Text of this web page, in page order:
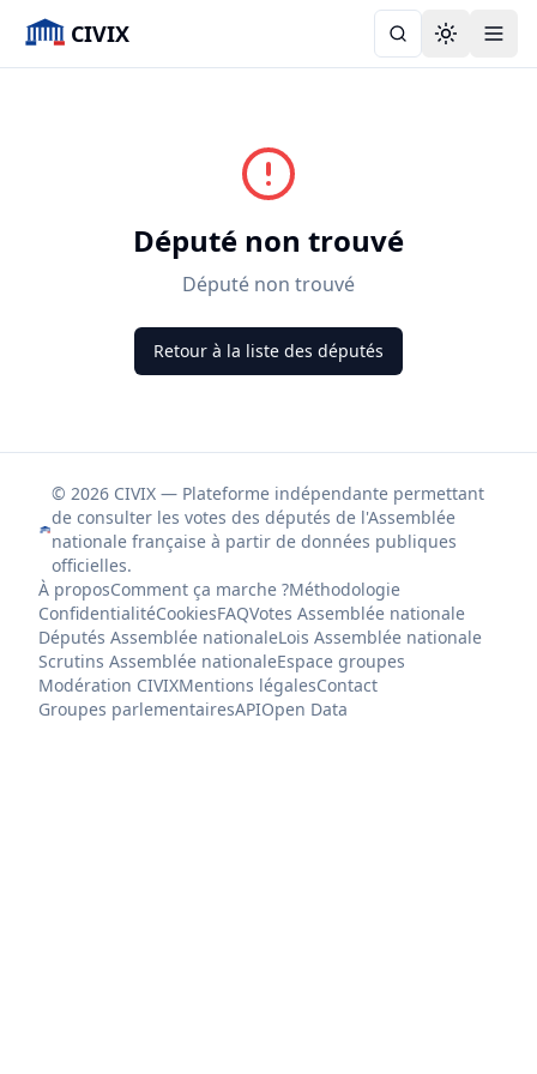
CIVIX Toggle
Député non trouvé
Député non trouvé
Retour à la liste des députés
© 2026 CIVIX — Plateforme indépendante permettant
de consulter les votes des députés de l'Assemblée
nationale française à partir de données publiques
officielles.
À proposComment ça marche ?Méthodologie
ConfidentialitéCookiesFAQVotes Assemblée nationale
Députés Assemblée nationaleLois Assemblée nationale
Scrutins Assemblée nationaleEspace groupes
Modération CIVIXMentions légalesContact
Groupes parlementairesAPIOpen Data